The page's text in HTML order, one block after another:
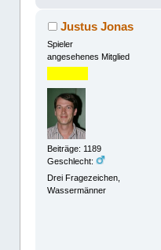
Justus Jonas
Spieler
angesehenes Mitglied
Beiträge: 1189
Geschlecht:
Drei Fragezeichen,
Wassermänner